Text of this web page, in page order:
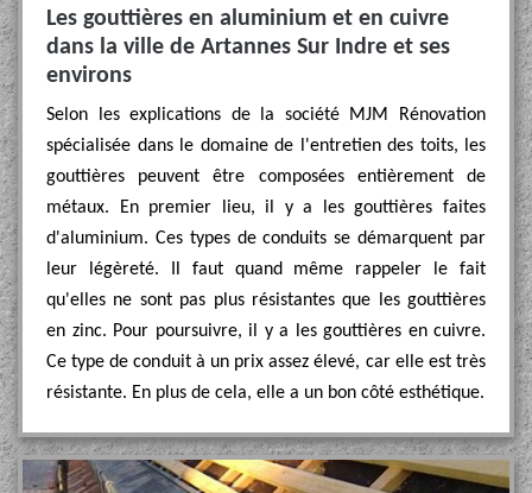
Les gouttières en aluminium et en cuivre
dans la ville de Artannes Sur Indre et ses
environs
Selon les explications de la société MJM Rénovation
spécialisée dans le domaine de l'entretien des toits, les
gouttières peuvent être composées entièrement de
métaux. En premier lieu, il y a les gouttières faites
d'aluminium. Ces types de conduits se démarquent par
leur légèreté. Il faut quand même rappeler le fait
qu'elles ne sont pas plus résistantes que les gouttières
en zinc. Pour poursuivre, il y a les gouttières en cuivre.
Ce type de conduit à un prix assez élevé, car elle est très
résistante. En plus de cela, elle a un bon côté esthétique.